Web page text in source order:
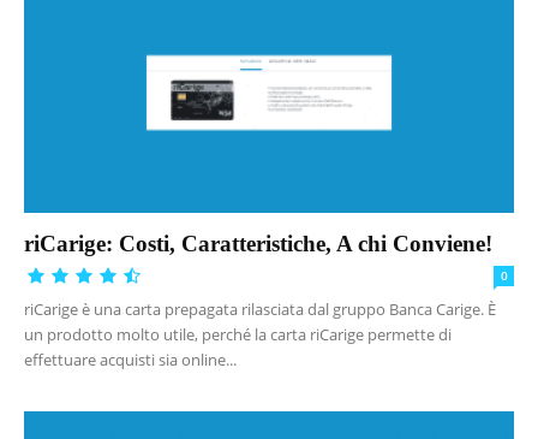
riCarige: Costi, Caratteristiche, A chi Conviene!
0
riCarige è una carta prepagata rilasciata dal gruppo Banca Carige. È
un prodotto molto utile, perché la carta riCarige permette di
effettuare acquisti sia online...